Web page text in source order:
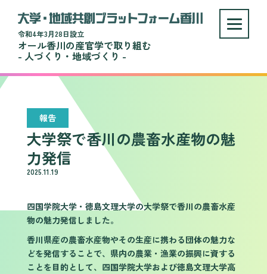
令和4年3月28日設立
オール香川の産官学で取り組む
- 人づくり・地域づくり -
報告
大学祭で香川の農畜水産物の魅
力発信
2025.11.19
四国学院大学・徳島文理大学の大学祭で香川の農畜水産
物の魅力発信しました。
香川県産の農畜水産物やその生産に携わる団体の魅力な
どを発信することで、県内の農業・漁業の振興に資する
ことを目的として、四国学院大学および徳島文理大学高